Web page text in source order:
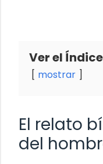
Ver el
mostrar
El relato
del